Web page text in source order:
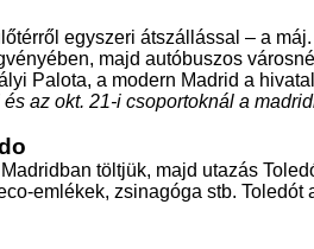
egyszeri átszállással – a
majd autóbuszos
Palota, a modern Madrid a
az okt. 21-i csoportoknál a
töltjük, majd utazás
emlékek, zsinagóga stb.